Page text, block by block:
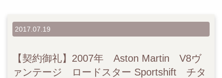
2017.07.19
【契約御礼】2007年 Aston Martin V8ヴ
ァンテージ ロードスター Sportshift チタ